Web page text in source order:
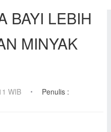
BAYI LEBIH
MINYAK
WIB Penulis :